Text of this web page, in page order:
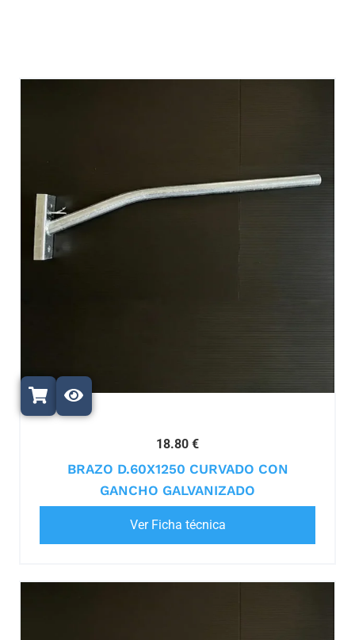
18.80 €
BRAZO D.60X1250 CURVADO CON
GANCHO GALVANIZADO
Ver Ficha técnica